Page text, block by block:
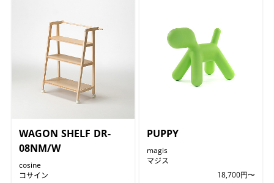
WAGON SHELF DR-
08NM/W
cosine
コサイン
PUPPY
magis
マジス
18,700円〜